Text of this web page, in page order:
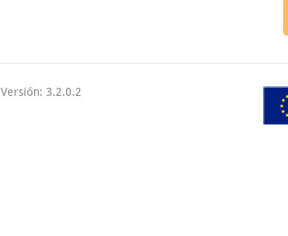
3.2.0.2